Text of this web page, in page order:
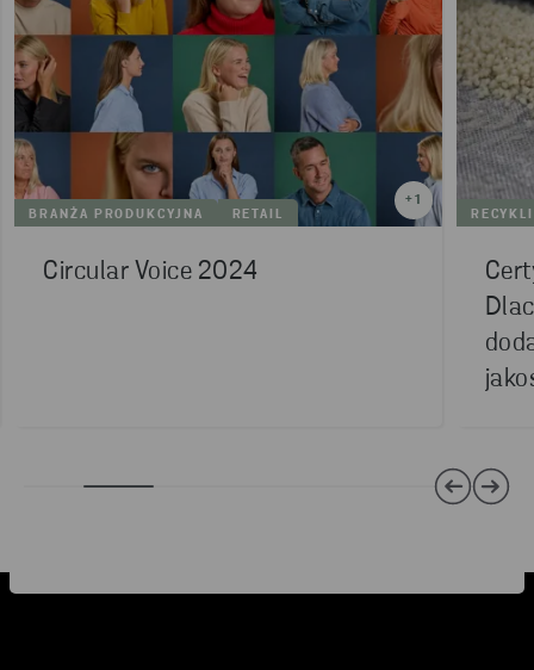
+1
BRANŻA PRODUKCYJNA
RETAIL
Circular Voice 2024